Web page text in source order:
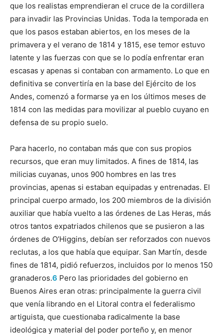
que los realistas emprendieran el cruce de la cordillera
para invadir las Provincias Unidas. Toda la temporada en
que los pasos estaban abiertos, en los meses de la
primavera y el verano de 1814 y 1815, ese temor estuvo
latente y las fuerzas con que se lo podía enfrentar eran
escasas y apenas si contaban con armamento. Lo que en
definitiva se convertiría en la base del Ejército de los
Andes, comenzó a formarse ya en los últimos meses de
1814 con las medidas para movilizar al pueblo cuyano en
defensa de su propio suelo.
Para hacerlo, no contaban más que con sus propios
recursos, que eran muy limitados. A fines de 1814, las
milicias cuyanas, unos 900 hombres en las tres
provincias, apenas si estaban equipadas y entrenadas. El
principal cuerpo armado, los 200 miembros de la división
auxiliar que había vuelto a las órdenes de Las Heras, más
otros tantos expatriados chilenos que se pusieron a las
órdenes de O’Higgins, debían ser reforzados con nuevos
reclutas, a los que había que equipar. San Martín, desde
fines de 1814, pidió refuerzos, incluidos por lo menos 150
granaderos.6 Pero las prioridades del gobierno en
Buenos Aires eran otras: principalmente la guerra civil
que venía librando en el Litoral contra el federalismo
artiguista, que cuestionaba radicalmente la base
ideológica y material del poder porteño y, en menor